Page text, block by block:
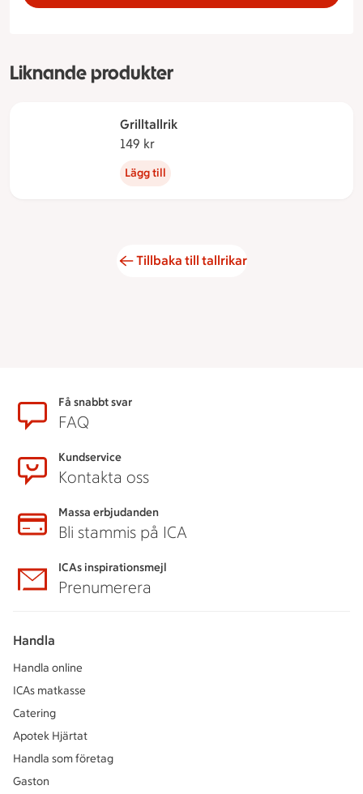
Liknande produkter
Grilltallrik
149 kr
Lägg till
Tillbaka till tallrikar
SidfotFå snabbt svar
FAQ
Kundservice
Kontakta oss
Massa erbjudanden
Bli stammis på ICA
ICAs inspirationsmejl
Prenumerera
Handla
Handla online
ICAs matkasse
Catering
Apotek Hjärtat
Handla som företag
Gaston